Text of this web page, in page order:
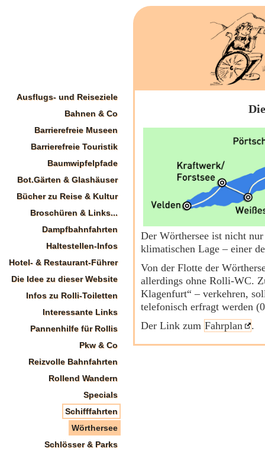
Ausflugs- und Reiseziele
Bahnen & Co
Barrierefreie Museen
Barrierefreie Touristik
Baumwipfelpfade
Bot.Gärten & Glashäuser
Bücher zu Reise & Kultur
Broschüren & Links...
Dampfbahnfahrten
Haltestellen-Infos
Hotel- & Restaurant-Führer
Die Idee zu dieser Website
Infos zu Rolli-Toiletten
Interessante Links
Pannenhilfe für Rollis
Pkw & Co
Reizvolle Bahnfahrten
Rollend Wandern
Specials
Schifffahrten
Wörthersee
Schlösser & Parks
Der Wörthersee ist nicht
klimatischen Lage – einer
Von der Flotte der
allerdings ohne Rolli-WC.
Klagenfurt“ – verkehren,
telefonisch erfragt werden
Der Link zum Fahrplan .